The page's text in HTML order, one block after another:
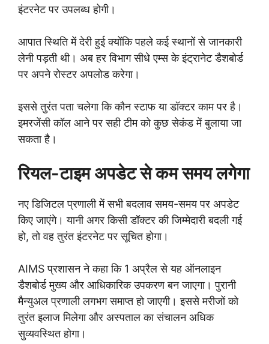
इंटरनेट पर उपलब्ध होगी।
आपात स्थिति में देरी हुई क्योंकि पहले कई स्थानों से जानकारी
लेनी पड़ती थी। अब हर विभाग सीधे एम्स के इंट्रानेट डैशबोर्ड
पर अपने रोस्टर अपलोड करेगा।
इससे तुरंत पता चलेगा कि कौन स्टाफ या डॉक्टर काम पर है।
इमरजेंसी कॉल आने पर सही टीम को कुछ सेकंड में बुलाया जा
सकता है।
रियल-टाइम अपडेट से कम समय लगेगा
नए डिजिटल प्रणाली में सभी बदलाव समय-समय पर अपडेट
किए जाएंगे। यानी अगर किसी डॉक्टर की जिम्मेदारी बदली गई
हो, तो वह तुरंत इंटरनेट पर सूचित होगा।
AIMS प्रशासन ने कहा कि 1 अप्रैल से यह ऑनलाइन
डैशबोर्ड मुख्य और आधिकारिक उपकरण बन जाएगा। पुरानी
मैन्युअल प्रणाली लगभग समाप्त हो जाएगी। इससे मरीजों को
तुरंत इलाज मिलेगा और अस्पताल का संचालन अधिक
सुव्यवस्थित होगा।